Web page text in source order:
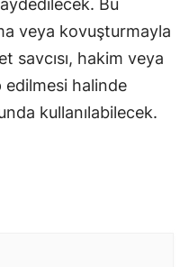
veya kovuşturmayla
savcısı, hakim veya
edilmesi halinde
kullanılabilecek.